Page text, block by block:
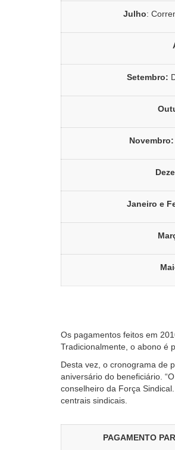
Julho:
Setembro:
Janeiro e
Os pagamentos feitos em
Tradicionalmente, o abono é
Desta vez, o cronograma de
aniversário do beneficiário.
conselheiro da Força
centrais sindicais.
PAGAMENTO